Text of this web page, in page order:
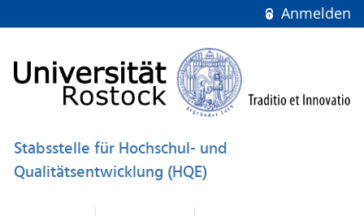
Anmelden
Stabsstelle für Hochschul- und
Qualitätsentwicklung (HQE)